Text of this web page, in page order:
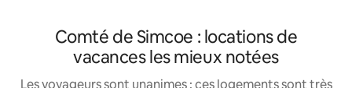
Comté de Simcoe : locations de
vacances les mieux notées
Les voyageurs sont unanimes : ces logements sont très